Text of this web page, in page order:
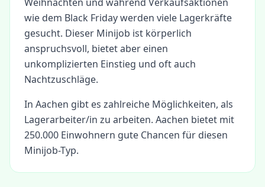
wie dem Black Friday werden viele Lagerkräfte
gesucht. Dieser Minijob ist körperlich
anspruchsvoll, bietet aber einen
unkomplizierten Einstieg und oft auch
Nachtzuschläge.
In Aachen gibt es zahlreiche Möglichkeiten, als
Lagerarbeiter/in zu arbeiten. Aachen bietet mit
250.000 Einwohnern gute Chancen für diesen
Minijob-Typ.